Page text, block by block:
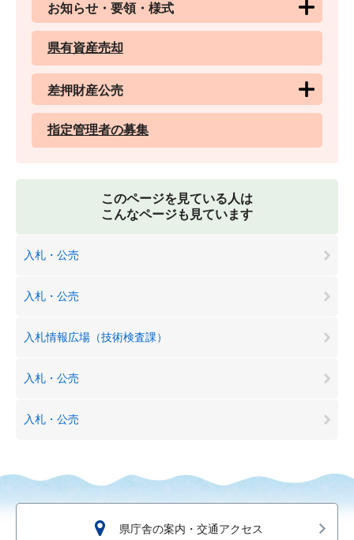
お知らせ・要領・様式
県有資産売却
差押財産公売
指定管理者の募集
このページを見ている人は
こんなページも見ています
入札・公売
入札・公売
入札情報広場（技術検査課）
入札・公売
入札・公売
県庁舎の案内・交通アクセス